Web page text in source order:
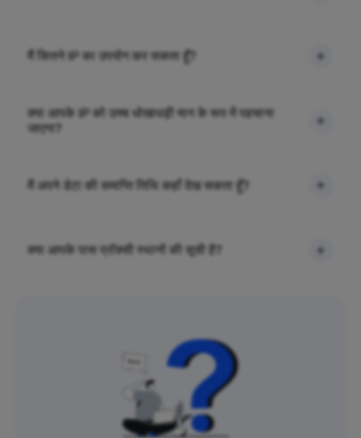
मैं कितने IP का उपयोग कर सकता हूँ?
क्या आपके IP को उच्च धोखाधड़ी मान के रूप में पहचाना
जाएगा?
मैं अपने डेटा की समाप्ति तिथि कहाँ देख सकता हूँ?
क्या आपके पास प्रॉक्सी स्थानों की सूची है?